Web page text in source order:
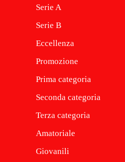
Serie A
Serie B
Eccellenza
Promozione
Prima categoria
Seconda categoria
Terza categoria
Amatoriale
Giovanili